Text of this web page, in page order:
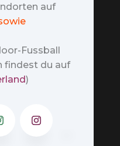
auf
Fussball
findest du auf
)